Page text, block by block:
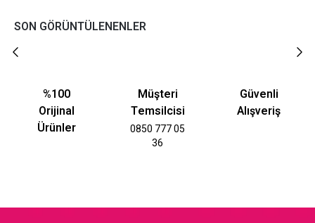
SON GÖRÜNTÜLENENLER
%100
Orijinal
Ürünler
Müşteri
Temsilcisi
0850 777 05
36
Güvenli
Alışveriş